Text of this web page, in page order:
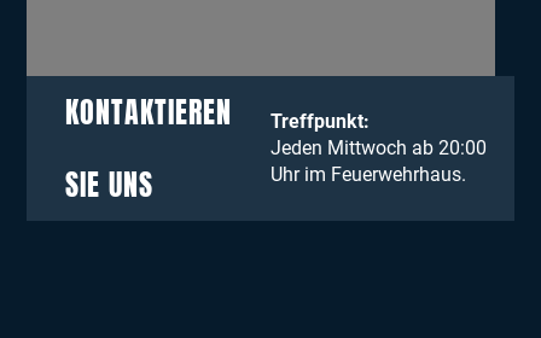
KONTAKTIEREN
SIE UNS
Treffpunkt:
Jeden Mittwoch ab 20:00
Uhr im Feuerwehrhaus.